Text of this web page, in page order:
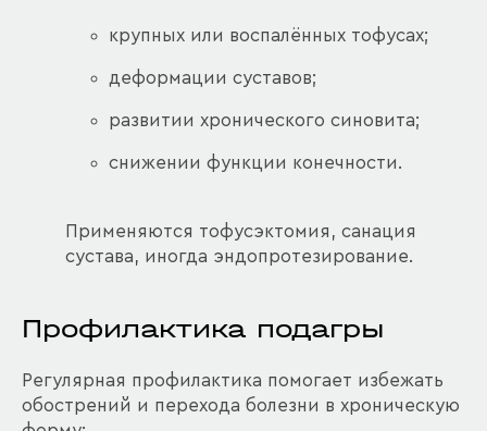
крупных или воспалённых тофусах;
деформации суставов;
развитии хронического синовита;
снижении функции конечности.
Применяются тофусэктомия, санация
сустава, иногда эндопротезирование.
Профилактика подагры
Регулярная профилактика помогает избежать
обострений и перехода болезни в хроническую